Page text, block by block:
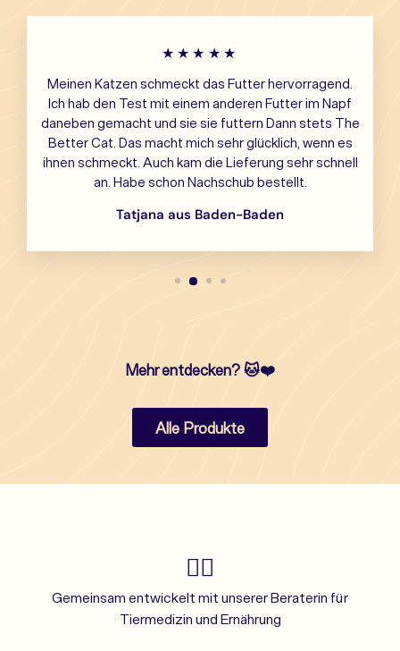
★★★★★
Meinen Katzen schmeckt das Futter hervorragend.
Ich hab den Test mit einem anderen Futter im Napf
daneben gemacht und sie sie futtern Dann stets The
Better Cat. Das macht mich sehr glücklich, wenn es
ihnen schmeckt. Auch kam die Lieferung sehr schnell
an. Habe schon Nachschub bestellt.
Tatjana aus Baden-Baden
Mehr entdecken? 🐱❤️
Alle Produkte
👩‍⚕️
Gemeinsam entwickelt mit unserer Beraterin für
Tiermedizin und Ernährung